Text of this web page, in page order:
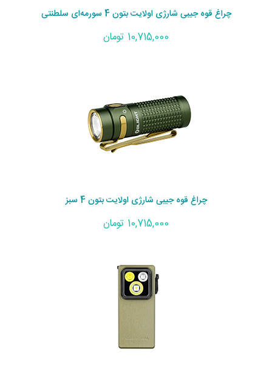
چراغ قوه جیبی شارژی اولایت بتون 4 سورمه‌ای سلطنتی
10,715,000 تومان
چراغ قوه جیبی شارژی اولایت بتون 4 سبز
10,715,000 تومان